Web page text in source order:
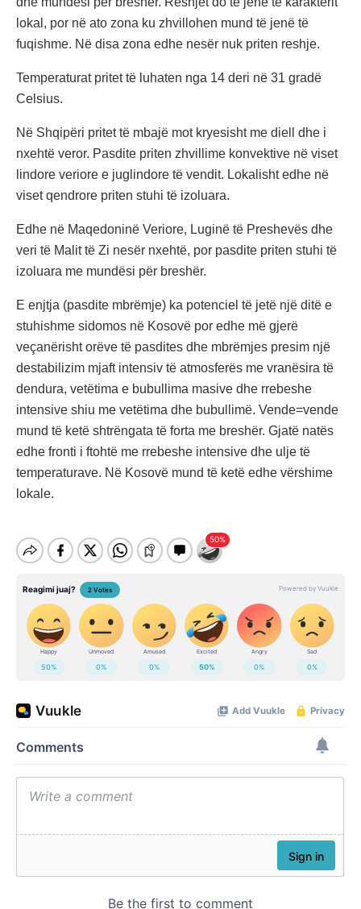
lokal, por në ato zona ku zhvillohen mund të jenë të
fuqishme. Në disa zona edhe nesër nuk priten reshje.
Temperaturat pritet të luhaten nga 14 deri në 31 gradë
Celsius.
Në Shqipëri pritet të mbajë mot kryesisht me diell dhe i
nxehtë veror. Pasdite priten zhvillime konvektive në viset
lindore veriore e juglindore të vendit. Lokalisht edhe në
viset qendrore priten stuhi të izoluara.
Edhe në Maqedoninë Veriore, Luginë të Preshevës dhe
veri të Malit të Zi nesër nxehtë, por pasdite priten stuhi të
izoluara me mundësi për breshër.
E enjtja (pasdite mbrëmje) ka potenciel të jetë një ditë e
stuhishme sidomos në Kosovë por edhe më gjerë
veçanërisht orëve të pasdites dhe mbrëmjes presim një
destabilizim mjaft intensiv të atmosferës me vranësira të
dendura, vetëtima e bubullima masive dhe rrebeshe
intensive shiu me vetëtima dhe bubullimë. Vende=vende
mund të ketë shtrëngata të forta me breshër. Gjatë natës
edhe fronti i ftohtë me rrebeshe intensive dhe ulje të
temperaturave. Në Kosovë mund të ketë edhe vërshime
lokale.